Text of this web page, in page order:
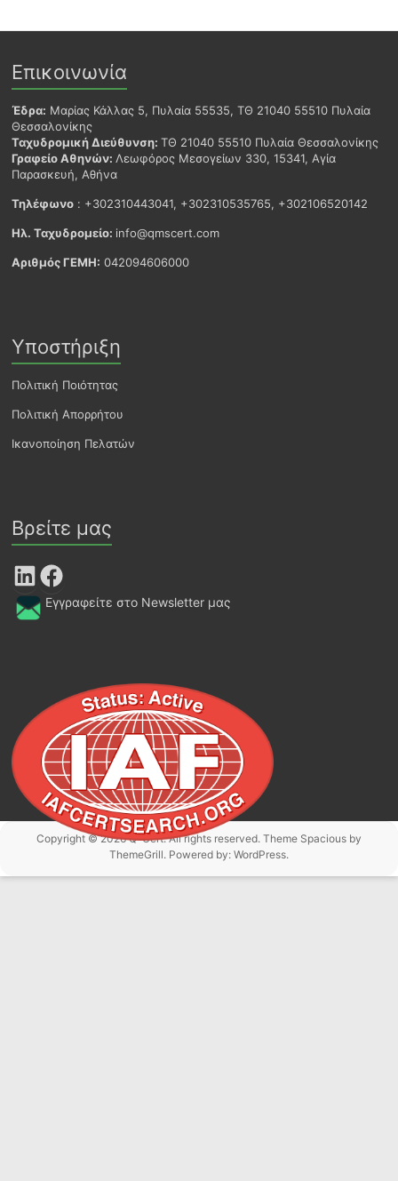
Επικοινωνία
Έδρα: Μαρίας Κάλλας 5, Πυλαία 55535, ΤΘ 21040 55510 Πυλαία
Θεσσαλονίκης
Ταχυδρομική Διεύθυνση:ΤΘ 21040 55510 Πυλαία Θεσσαλονίκης
Γραφείο Αθηνών:Λεωφόρος Μεσογείων 330, 15341, Αγία
Παρασκευή, Αθήνα
Τηλέφωνο : +302310443041, +302310535765, +302106520142
Ηλ. Ταχυδρομείο: info@qmscert.com
Αριθμός ΓΕΜΗ: 042094606000
Υποστήριξη
Πολιτική Ποιότητας
Πολιτική Απορρήτου
Ικανοποίηση Πελατών
Βρείτε μας
LinkedIn Facebook
Εγγραφείτε στο Newsletter μας
Copyright © 2026Q-Cert. All rights reserved. Theme Spaciousby
ThemeGrill. Powered by: WordPress.